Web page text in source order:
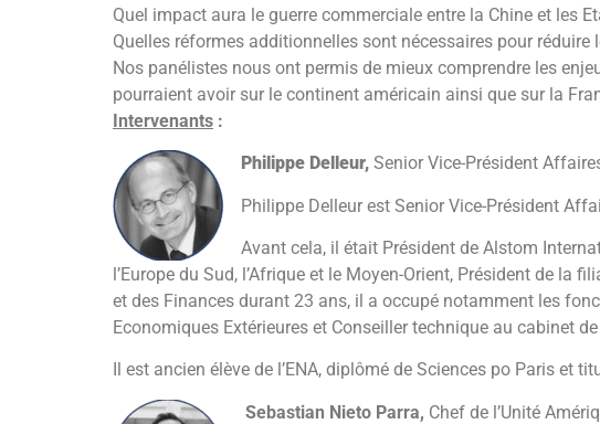
Quel impact aura le guerre commerciale entre la Chine et les
Quelles réformes additionnelles sont nécessaires pour
Nos panélistes nous ont permis de mieux comprendre les
pourraient avoir sur le continent américain ainsi que sur la
Intervenants :
Philippe Delleur, Senior Vice-Président
Philippe Delleur est Senior Vice-Président
Avant cela, il était Président de Alstom
l’Europe du Sud, l’Afrique et le Moyen-Orient, Président de la
et des Finances durant 23 ans, il a occupé notamment les
Economiques Extérieures et Conseiller technique au cabinet
Il est ancien élève de l’ENA, diplômé de Sciences po Paris et
Sebastian Nieto Parra, Chef de l’Unité